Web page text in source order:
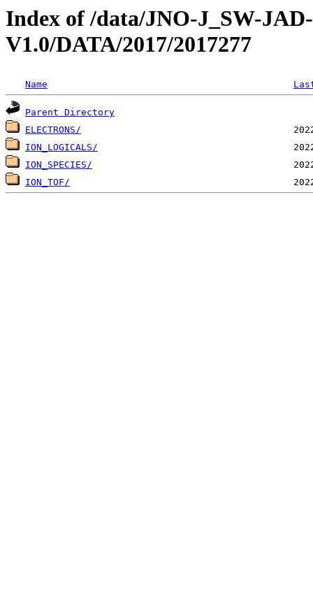
Index of /data/JNO-J_SW-
V1.0/DATA/2017/2017277
Name
Parent Directory
ELECTRONS/
ION_LOGICALS/
ION_SPECIES/
ION_TOF/